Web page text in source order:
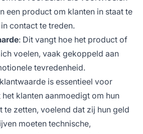
een product om klanten in staat te
contact te treden.
: Dit vangt hoe het product of
voelen, vaak gekoppeld aan
tevredenheid.
is essentieel voor
klanten aanmoedigt om hun
zetten, voelend dat zij hun geld
moeten technische,